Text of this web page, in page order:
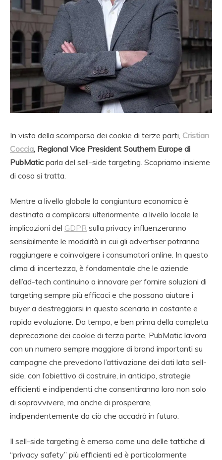
In vista della scomparsa dei cookie di terze parti, Cristian
Coccia, Regional Vice President Southern Europe di
PubMatic parla del sell-side targeting. Scopriamo insieme
di cosa si tratta.
Mentre a livello globale la congiuntura economica è
destinata a complicarsi ulteriormente, a livello locale le
implicazioni del GDPR sulla privacy influenzeranno
sensibilmente le modalità in cui gli advertiser potranno
raggiungere e coinvolgere i consumatori online. In questo
clima di incertezza, è fondamentale che le aziende
dell’ad-tech continuino a innovare per fornire soluzioni di
targeting sempre più efficaci e che possano aiutare i
buyer a destreggiarsi in questo scenario in costante e
rapida evoluzione. Da tempo, e ben prima della completa
deprecazione dei cookie di terza parte, PubMatic lavora
con un numero sempre maggiore di brand importanti su
campagne che prevedono l’attivazione dei dati lato sell-
side, con l’obiettivo di costruire, in anticipo, strategie
efficienti e indipendenti che consentiranno loro non solo
di sopravvivere, ma anche di prosperare,
indipendentemente da ciò che accadrà in futuro.
Il sell-side targeting è emerso come una delle tattiche di
“privacy safety” più efficienti ed è particolarmente